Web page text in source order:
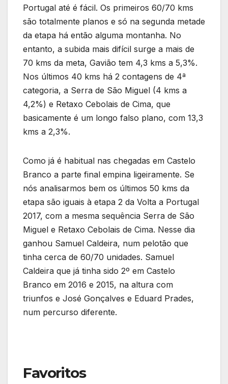
Portugal até é fácil. Os primeiros 60/70 kms
são totalmente planos e só na segunda metade
da etapa há então alguma montanha. No
entanto, a subida mais difícil surge a mais de
70 kms da meta, Gavião tem 4,3 kms a 5,3%.
Nos últimos 40 kms há 2 contagens de 4ª
categoria, a Serra de São Miguel (4 kms a
4,2%) e Retaxo Cebolais de Cima, que
basicamente é um longo falso plano, com 13,3
kms a 2,3%.
Como já é habitual nas chegadas em Castelo
Branco a parte final empina ligeiramente. Se
nós analisarmos bem os últimos 50 kms da
etapa são iguais à etapa 2 da Volta a Portugal
2017, com a mesma sequência Serra de São
Miguel e Retaxo Cebolais de Cima. Nesse dia
ganhou Samuel Caldeira, num pelotão que
tinha cerca de 60/70 unidades. Samuel
Caldeira que já tinha sido 2º em Castelo
Branco em 2016 e 2015, na altura com
triunfos e José Gonçalves e Eduard Prades,
num percurso diferente.
Favoritos